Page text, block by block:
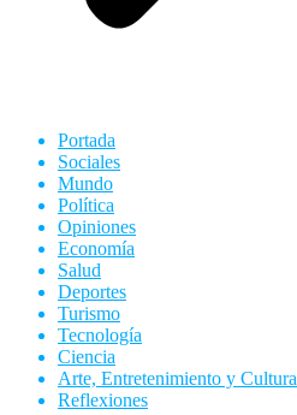
Portada
Sociales
Mundo
Política
Opiniones
Economía
Salud
Deportes
Turismo
Tecnología
Ciencia
Arte, Entretenimiento y Cultura
Reflexiones